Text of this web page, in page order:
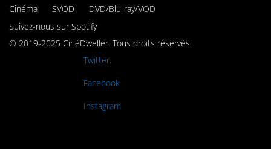
Cinéma
SVOD
DVD/Blu-ray/VOD
Suivez-nous sur Spotify
© 2019-2025 CinéDweller. Tous droits réservés
Twitter.
Facebook
Instagram